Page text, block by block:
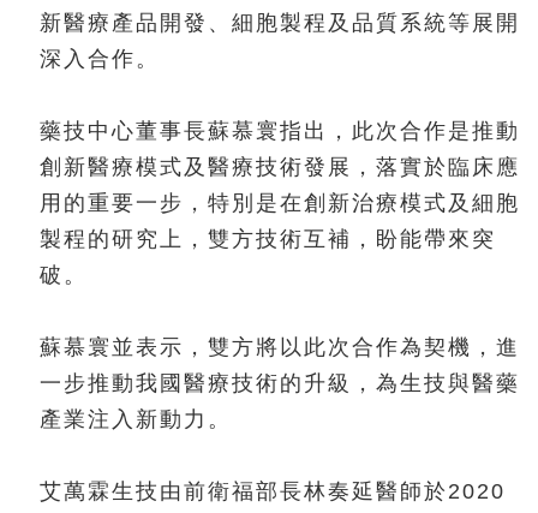
新醫療產品開發、細胞製程及品質系統等展開
深入合作。
藥技中心董事長蘇慕寰指出，此次合作是推動
創新醫療模式及醫療技術發展，落實於臨床應
用的重要一步，特別是在創新治療模式及細胞
製程的研究上，雙方技術互補，盼能帶來突
破。
蘇慕寰並表示，雙方將以此次合作為契機，進
一步推動我國醫療技術的升級，為生技與醫藥
產業注入新動力。
艾萬霖生技由前衛福部長林奏延醫師於2020